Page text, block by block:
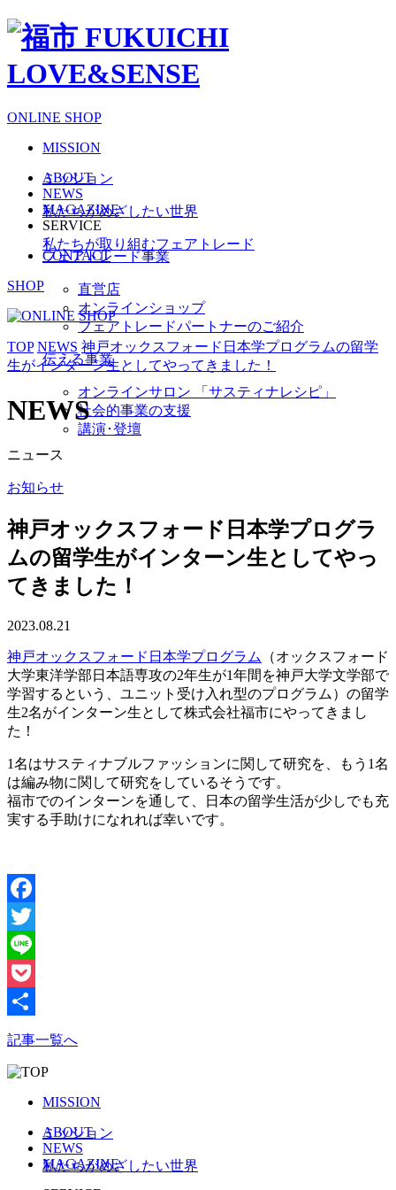
ONLINE SHOP
MISSION
ミッション
私たちがめざしたい世界
私たちが取り組むフェアトレード
ABOUT
NEWS
MAGAZINE
SERVICE
フェアトレード事業
直営店
オンラインショップ
フェアトレードパートナーのご紹介
伝える事業
オンラインサロン 「サスティナレシピ」
社会的事業の支援
講演･登壇
CONTACT
SHOP
TOP NEWS 神戸オックスフォード日本学プログラムの留学
生がインターン生としてやってきました！
NEWS
ニュース
お知らせ
神戸オックスフォード日本学プログラ
ムの留学生がインターン生としてやっ
てきました！
2023.08.21
神戸オックスフォード日本学プログラム
（オックスフォード
大学東洋学部日本語専攻の2年生が1年間を神戸大学文学部で
学習するという、ユニット受け入れ型のプログラム）の留学
生2名がインターン生として株式会社福市にやってきまし
た！
1名はサスティナブルファッションに関して研究を、もう1名
は編み物に関して研究をしているそうです。
福市でのインターンを通して、日本の留学生活が少しでも充
実する手助けになれれば幸いです。
Facebook
Twitter
Line
Pocket
記事一覧へ
MISSION
ミッション
私たちがめざしたい世界
ABOUT
NEWS
MAGAZINE